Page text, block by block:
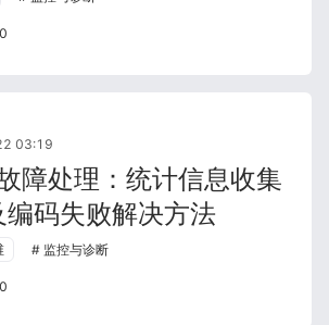
0
03:19
障处理：统计信息收集
编码失败解决方法
监控与诊断
0